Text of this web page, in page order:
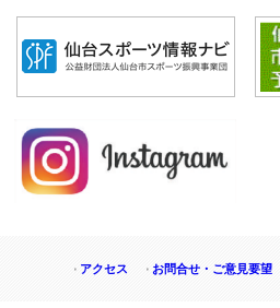
アクセス お問合せ・ご意見要望